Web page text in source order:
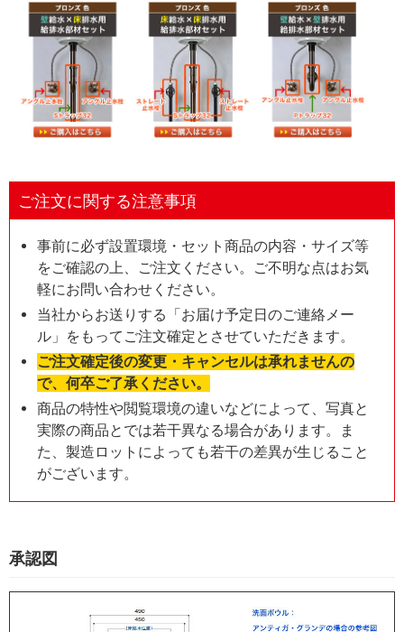
ご注文に関する注意事項
事前に必ず設置環境・セット商品の内容・サイズ等
をご確認の上、ご注文ください。ご不明な点はお気
軽にお問い合わせください。
当社からお送りする「お届け予定日のご連絡メー
ル」をもってご注文確定とさせていただきます。
ご注文確定後の変更・キャンセルは承れませんの
で、何卒ご了承ください。
商品の特性や閲覧環境の違いなどによって、写真と
実際の商品とでは若干異なる場合があります。ま
た、製造ロットによっても若干の差異が生じること
がございます。
承認図